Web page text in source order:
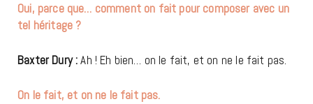
Oui, parce que… comment on fait pour composer avec un
tel héritage ?
Baxter Dury :Ah ! Eh bien… on le fait, et on ne le fait pas.
On le fait, et on ne le fait pas.